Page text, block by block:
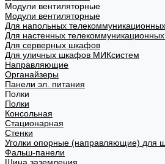
Модули вентиляторные
Модули вентиляторные
Для напольных
Для настенных
Для серверных шкафов
Для уличных шкафов МИКсистем
Направляющие
Органайзеры
Панели эл. питания
Полки
Полки
Консольная
Стационарная
Стенки
Уголки опорные (направляющие) для
Фальш-панели